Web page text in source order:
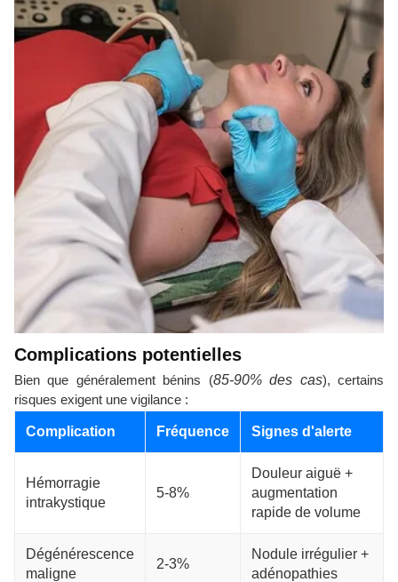
Complications potentielles
Bien que généralement bénins (85-90% des cas), certains
risques exigent une vigilance :
Complication Fréquence Signes d'alerte
Hémorragie
intrakystique
5-8%
Douleur aiguë +
augmentation
rapide de volume
Dégénérescence
maligne
2-3%
Nodule irrégulier +
adénopathies